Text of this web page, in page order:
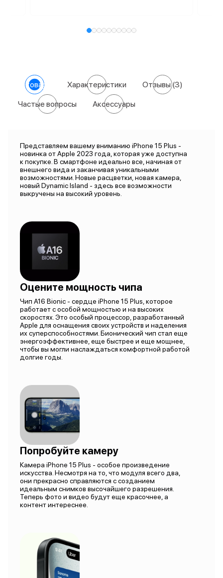
О товаре Характеристики Отзывы(3)
Частые вопросы Аксессуары
Представляем вашему вниманию iPhone 15 Plus -
новинка от Apple 2023 года, которая уже доступна
к покупке. В смартфоне идеально все, начиная от
внешнего вида и заканчивая уникальными
возможностями. Новые расцветки, новая камера,
новый Dynamic Island - здесь все возможности
выкручены на высокий уровень.
Оцените мощность чипа
Чип A16 Bionic - сердце iPhone 15 Plus, которое
работает с особой мощностью и на высоких
скоростях. Это особый процессор, разработанный
Apple для оснащения своих устройств и наделения
их суперспособностями. Бионический чип стал еще
энергоэффективнее, еще быстрее и еще мощнее,
чтобы вы могли наслаждаться комфортной работой
долгие годы.
Попробуйте камеру
Камера iPhone 15 Plus - особое произведение
искусства. Несмотря на то, что модуля всего два,
они прекрасно справляются с созданием
идеальным снимков высочайшего разрешения.
Теперь фото и видео будут еще красочнее, а
контент интереснее.